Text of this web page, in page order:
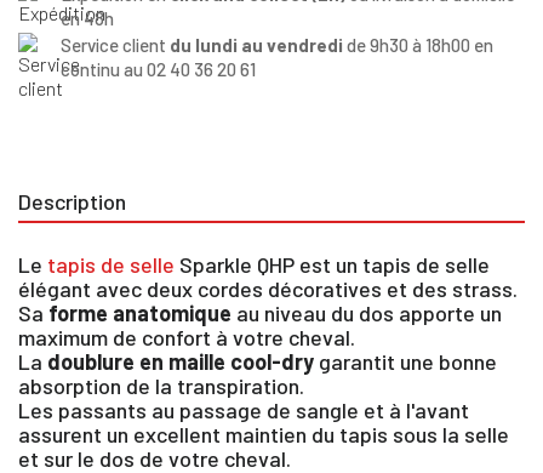
en 48h
Service client du lundi au vendredi de 9h30 à 18h00 en
continu au 02 40 36 20 61
Description
Le tapis de selle Sparkle QHP est un tapis de selle
élégant avec deux cordes décoratives et des strass.
Sa forme anatomique au niveau du dos apporte un
maximum de confort à votre cheval.
La doublure en maille cool-dry garantit une bonne
absorption de la transpiration.
Les passants au passage de sangle et à l'avant
assurent un excellent maintien du tapis sous la selle
et sur le dos de votre cheval.